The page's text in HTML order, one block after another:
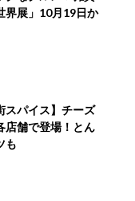
界展」10月19日か
スパイス】チーズ
店舗で登場！とん
も